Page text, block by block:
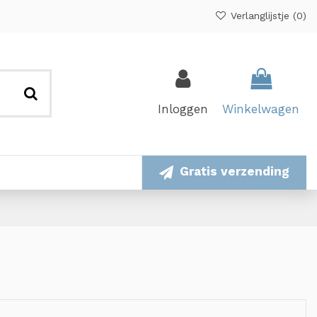
Verlanglijstje (0)
Inloggen Winkelwagen
Gratis verzending